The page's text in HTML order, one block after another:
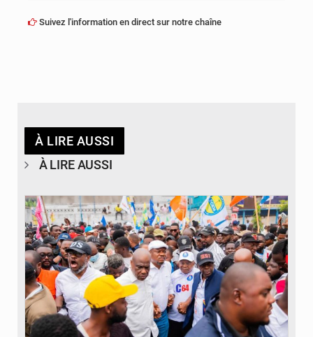
Suivez l'information en direct sur notre chaîne
À LIRE AUSSI
À LIRE AUSSI